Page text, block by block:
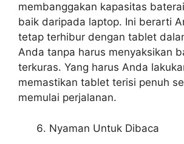
membanggakan kapasitas
baik daripada laptop. Ini berarti
tetap terhibur dengan tablet
Anda tanpa harus menyaksikan
terkuras. Yang harus Anda
memastikan tablet terisi penuh
memulai perjalanan.
Nyaman Untuk Dibaca